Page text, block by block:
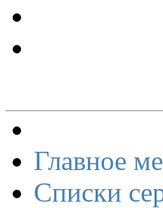
Главное
Списки